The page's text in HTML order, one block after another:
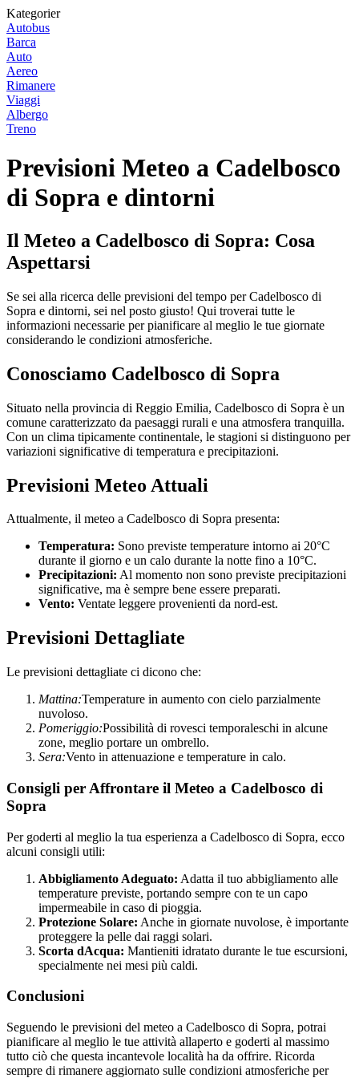
Kategorier
Autobus
Barca
Auto
Aereo
Rimanere
Viaggi
Albergo
Treno
Previsioni Meteo a Cadelbosco
di Sopra e dintorni
Il Meteo a Cadelbosco di Sopra: Cosa
Aspettarsi
Se sei alla ricerca delle previsioni del tempo per Cadelbosco di
Sopra e dintorni, sei nel posto giusto! Qui troverai tutte le
informazioni necessarie per pianificare al meglio le tue giornate
considerando le condizioni atmosferiche.
Conosciamo Cadelbosco di Sopra
Situato nella provincia di Reggio Emilia, Cadelbosco di Sopra è un
comune caratterizzato da paesaggi rurali e una atmosfera tranquilla.
Con un clima tipicamente continentale, le stagioni si distinguono per
variazioni significative di temperatura e precipitazioni.
Previsioni Meteo Attuali
Attualmente, il meteo a Cadelbosco di Sopra presenta:
Temperatura: Sono previste temperature intorno ai 20°C
durante il giorno e un calo durante la notte fino a 10°C.
Precipitazioni: Al momento non sono previste precipitazioni
significative, ma è sempre bene essere preparati.
Vento: Ventate leggere provenienti da nord-est.
Previsioni Dettagliate
Le previsioni dettagliate ci dicono che:
Mattina:Temperature in aumento con cielo parzialmente
nuvoloso.
Pomeriggio:Possibilità di rovesci temporaleschi in alcune
zone, meglio portare un ombrello.
Sera:Vento in attenuazione e temperature in calo.
Consigli per Affrontare il Meteo a Cadelbosco di
Sopra
Per goderti al meglio la tua esperienza a Cadelbosco di Sopra, ecco
alcuni consigli utili:
Abbigliamento Adeguato: Adatta il tuo abbigliamento alle
temperature previste, portando sempre con te un capo
impermeabile in caso di pioggia.
Protezione Solare: Anche in giornate nuvolose, è importante
proteggere la pelle dai raggi solari.
Scorta dAcqua: Mantieniti idratato durante le tue escursioni,
specialmente nei mesi più caldi.
Conclusioni
Seguendo le previsioni del meteo a Cadelbosco di Sopra, potrai
pianificare al meglio le tue attività allaperto e goderti al massimo
tutto ciò che questa incantevole località ha da offrire. Ricorda
sempre di rimanere aggiornato sulle condizioni atmosferiche per